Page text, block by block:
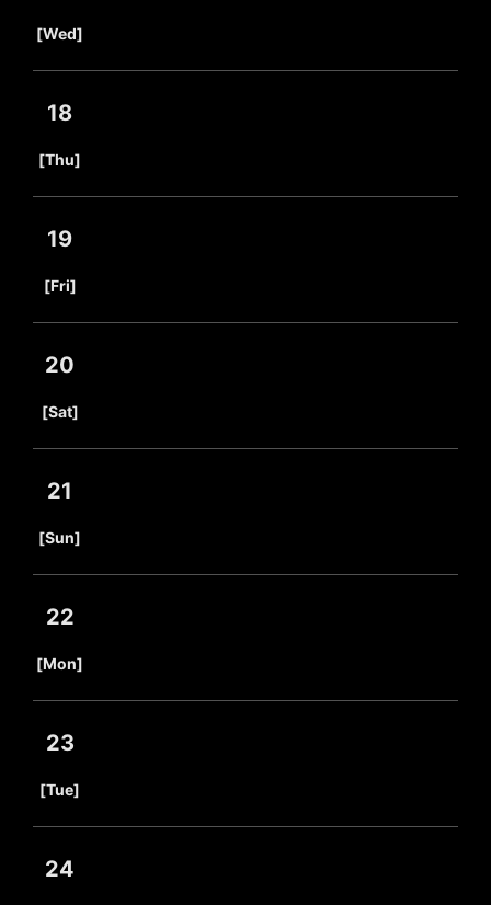
[Wed]
18
[Thu]
19
[Fri]
20
[Sat]
21
[Sun]
22
[Mon]
23
[Tue]
24